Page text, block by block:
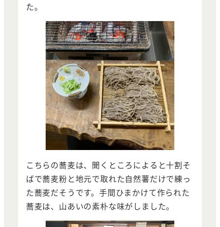
た。
こちらの蕎麦は、聞くところによると十割そ
ばで蕎麦粉と地元で取れた自然薯だけで練っ
た蕎麦だそうです。手間ひまかけて作られた
蕎麦は、山あいの素朴な味がしました。